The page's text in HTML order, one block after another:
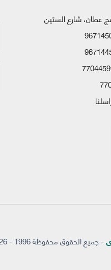
عطان، شارع الستين
- جميع الحقوق محفوظة 1996 - 2026